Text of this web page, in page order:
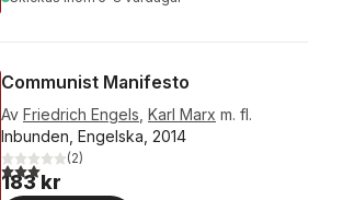
Communist Manifesto
Av Friedrich Engels Karl Marx m. fl.
Inbunden, Engelska, 2014
3,0utav 5 stjärnor. Totalt antal röster:
(2)
183 kr